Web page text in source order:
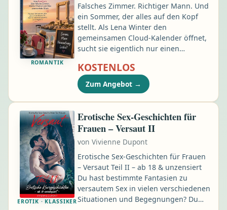
ROMANTIK
Falsches Zimmer. Richtiger Mann. Und
ein Sommer, der alles auf den Kopf
stellt. Als Lena Winter den
gemeinsamen Cloud-Kalender öffnet,
sucht sie eigentlich nur einen
den Beweis für die Affäre ihres
Mannes — pünktlich eingetragen,
jeden Dienstag, mit einem kleinen
gelben Herz. Drei Monate später steht
sie auf Naxos: achtunddreißig, frisch
getrennt, mit genau einer Handtasche
und einem Koffer, der es bis Mailand
geschafft hat und nicht weiter …
KOSTENLOS
Zum Angebot →
EROTIK · KLASSIKER
Erotische Sex-Geschichten für
Frauen – Versaut II
von Vivienne Dupont
Erotische Sex-Geschichten für Frauen
– Versaut Teil II – ab 18 & unzensiert
Du hast bestimmte Fantasien zu
versautem Sex in vielen verschiedenen
Situationen und Begegnungen? Du